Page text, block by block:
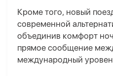
Кроме того, новый
современной
объединив комфорт
прямое сообщение
международный